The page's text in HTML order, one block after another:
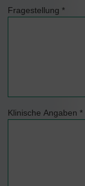
Fragestellung *
Klinische Angaben *